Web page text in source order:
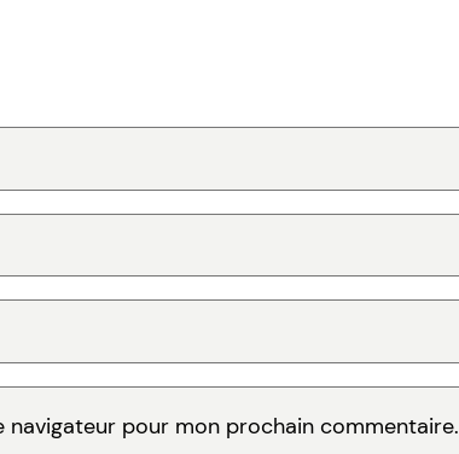
pour mon prochain commentaire.